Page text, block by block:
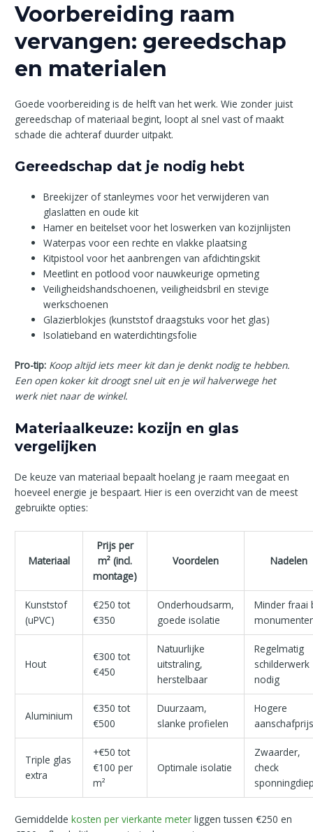
Voorbereiding raam
vervangen: gereedschap
en materialen
Goede voorbereiding is de helft van het werk. Wie zonder juist
gereedschap of materiaal begint, loopt al snel vast of maakt
schade die achteraf duurder uitpakt.
Gereedschap dat je nodig hebt
Breekijzer of stanleymes voor het verwijderen van
glaslatten en oude kit
Hamer en beitelset voor het loswerken van kozijnlijsten
Waterpas voor een rechte en vlakke plaatsing
Kitpistool voor het aanbrengen van afdichtingskit
Meetlint en potlood voor nauwkeurige opmeting
Veiligheidshandschoenen, veiligheidsbril en stevige
werkschoenen
Glazierblokjes (kunststof draagstuks voor het glas)
Isolatieband en waterdichtingsfolie
Pro-tip: Koop altijd iets meer kit dan je denkt nodig te hebben.
Een open koker kit droogt snel uit en je wil halverwege het
werk niet naar de winkel.
Materiaalkeuze: kozijn en glas
vergelijken
De keuze van materiaal bepaalt hoelang je raam meegaat en
hoeveel energie je bespaart. Hier is een overzicht van de meest
gebruikte opties:
Materiaal
Prijs per
m² (incl.
montage)
Voordelen Nadelen
Kunststof
(uPVC)
€250 tot
€350
Onderhoudsarm,
goede isolatie
Minder fraai
Hout
€300 tot
€450
Natuurlijke
uitstraling,
herstelbaar
Regelmatig
schilderwerk
nodig
Aluminium
€350 tot
€500
Duurzaam,
slanke profielen
Hogere
aanschafprijs
Triple glas
extra
+€50 tot
€100 per
m²
Optimale isolatie
Zwaarder,
check
Gemiddeldekosten per vierkante meter liggen tussen €250 en